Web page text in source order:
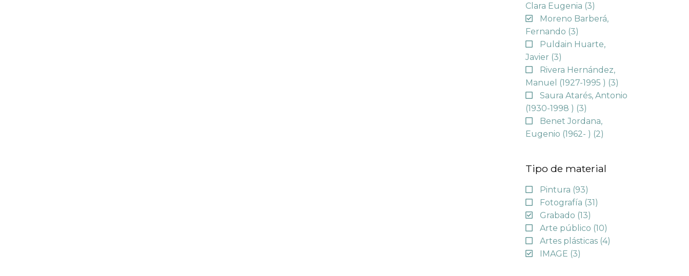
Clara Eugenia (3)
Moreno Barberá,
Fernando (3)
Puldain Huarte,
Javier (3)
Rivera Hernández,
Manuel (1927-1995 ) (3)
Saura Atarés, Antonio
(1930-1998 ) (3)
Benet Jordana,
Eugenio (1962- ) (2)
Tipo de material
Pintura (93)
Fotografía (31)
Grabado (13)
Arte público (10)
Artes plásticas (4)
IMAGE (3)